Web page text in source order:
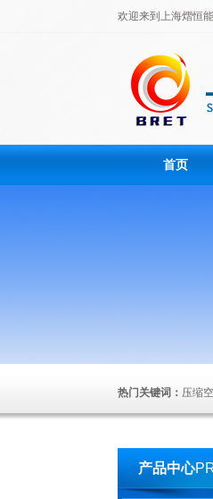
欢迎来到上海熠恒
首页
热门关键词： 压缩
产品中心